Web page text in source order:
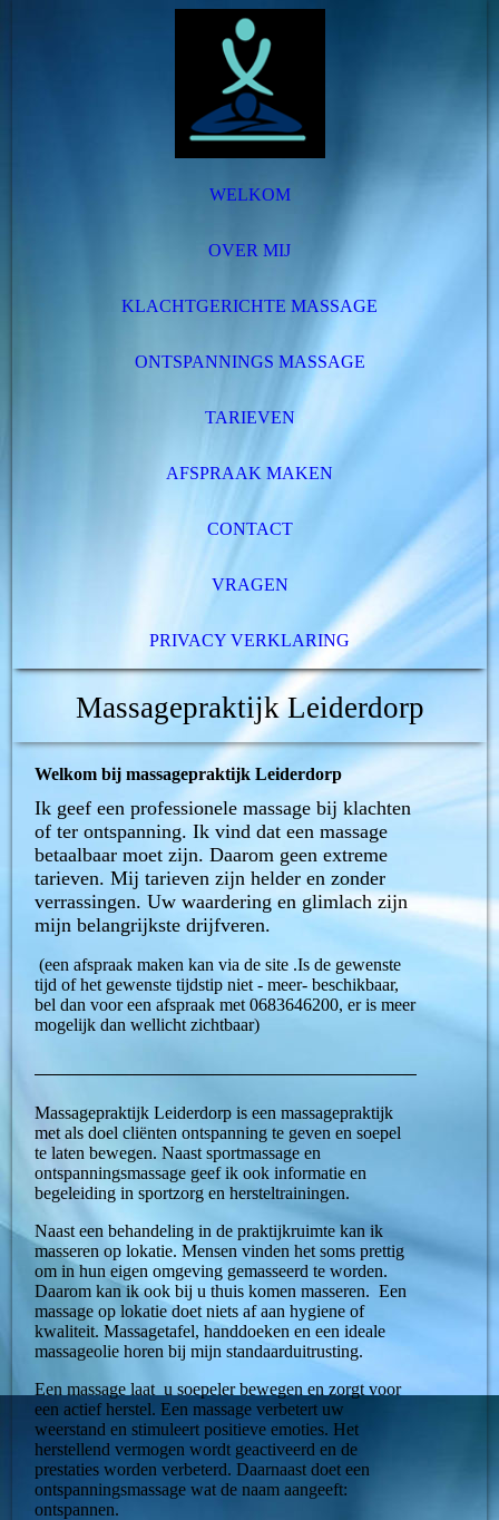
WELKOM
OVER MIJ
KLACHTGERICHTE MASSAGE
ONTSPANNINGS MASSAGE
TARIEVEN
AFSPRAAK MAKEN
CONTACT
VRAGEN
PRIVACY VERKLARING
Massagepraktijk Leiderdorp
Welkom bij massagepraktijk Leiderdorp
Ik geef een professionele massage bij klachten
of ter ontspanning. Ik vind dat een massage
betaalbaar moet zijn. Daarom geen extreme
tarieven. Mij tarieven zijn helder en zonder
verrassingen. Uw waardering en glimlach zijn
mijn belangrijkste drijfveren.
(een afspraak maken kan via de site .Is de gewenste
tijd of het gewenste tijdstip niet - meer- beschikbaar,
bel dan voor een afspraak met 0683646200, er is meer
mogelijk dan wellicht zichtbaar)
Massagepraktijk Leiderdorp is een massagepraktijk
met als doel cliënten ontspanning te geven en soepel
te laten bewegen. Naast sportmassage en
ontspanningsmassage geef ik ook informatie en
begeleiding in sportzorg en hersteltrainingen.
Naast een behandeling in de praktijkruimte kan ik
masseren op lokatie. Mensen vinden het soms prettig
om in hun eigen omgeving gemasseerd te worden.
Daarom kan ik ook bij u thuis komen masseren.Een
massage op lokatie doet niets af aan hygiene of
kwaliteit. Massagetafel, handdoeken en een ideale
massageolie horen bij mijn standaarduitrusting.
Een massage laat u soepeler bewegen en zorgt voor
een actief herstel. Een massage verbetert uw
weerstand en stimuleert positieve emoties. Het
herstellend vermogen wordt geactiveerd en de
prestaties worden verbeterd. Daarnaast doet een
ontspanningsmassage wat de naam aangeeft:
ontspannen.